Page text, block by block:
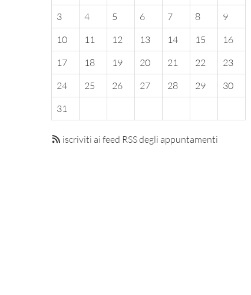
3
4 5 6 7 8
9
10
11 12 13 14 15
16
17
18 19 20 21 22
23
24
25 26 27 28 29
30
31
iscriviti ai feed RSS degli appuntamenti